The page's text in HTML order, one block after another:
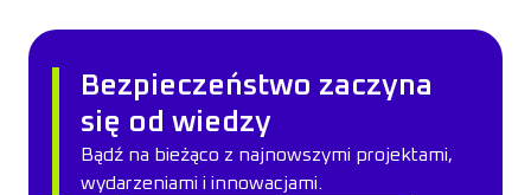
Bezpieczeństwo zaczyna
się od wiedzy
Bądź na bieżąco z najnowszymi projektami,
wydarzeniami i innowacjami.